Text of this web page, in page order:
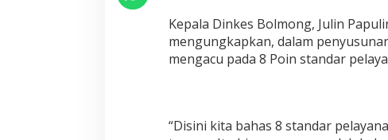
Kepala Dinkes Bolmong, Julin
mengungkapkan, dalam
mengacu pada 8 Poin standar
“Disini kita bahas 8 standar